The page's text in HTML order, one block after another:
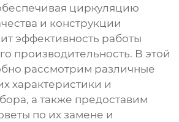
циркуляцию
и конструкции
эффективность работы
производительность. В этой
рассмотрим различные
характеристики и
а также предоставим
по их замене и